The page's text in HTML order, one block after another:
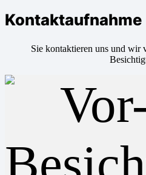
Kontaktaufnahme
Sie kontaktieren uns und wir